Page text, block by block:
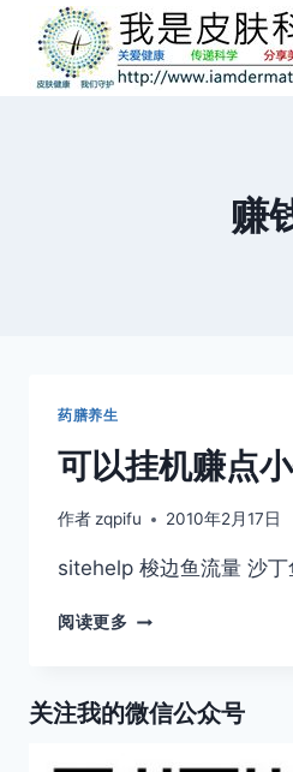
赚
药膳养生
可以挂机赚点
作者zqpifu 2010年2月17日
sitehelp 梭边鱼流量 沙
阅读更多 可
赚
小
关注我的微信公众号